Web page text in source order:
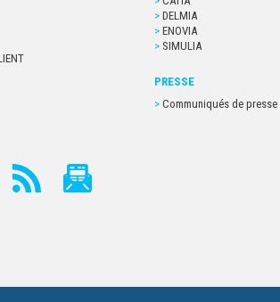
DELMIA
ENOVIA
SIMULIA
PRESSE
Communiqués de presse